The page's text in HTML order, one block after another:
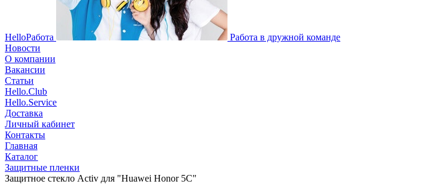
HelloРабота
Работа в дружной команде
Новости
О компании
Вакансии
Статьи
Hello.Club
Hello.Service
Доставка
Личный кабинет
Контакты
Главная
Каталог
Защитные пленки
Защитное стекло Activ для "Huawei Honor 5C"